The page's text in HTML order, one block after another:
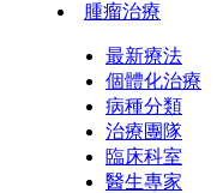
腫瘤治療
最新療法
個體化治療
病種分類
治療團隊
臨床科室
醫生專家